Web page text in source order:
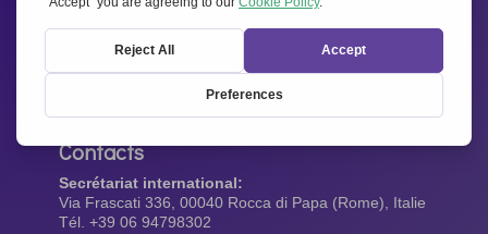
Restez au courant de toutes les dernières nouvelles
de notre réseau.
Abonnez-vous maintenant
Contacts
Secrétariat international:
Via Frascati 336, 00040 Rocca di Papa (Rome), Italie
Tél. +39 06 94798302